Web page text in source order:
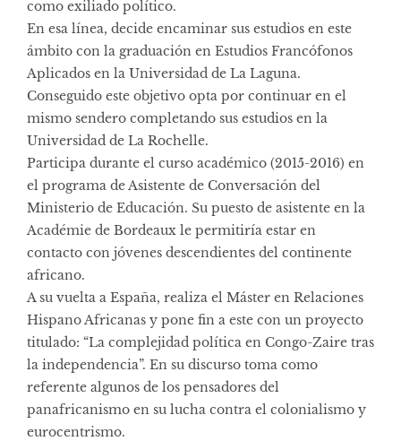
como exiliado político.
En esa línea, decide encaminar sus estudios en este
ámbito con la graduación en Estudios Francófonos
Aplicados en la Universidad de La Laguna.
Conseguido este objetivo opta por continuar en el
mismo sendero completando sus estudios en la
Universidad de La Rochelle.
Participa durante el curso académico (2015-2016) en
el programa de Asistente de Conversación del
Ministerio de Educación. Su puesto de asistente en la
Académie de Bordeaux le permitiría estar en
contacto con jóvenes descendientes del continente
africano.
A su vuelta a España, realiza el Máster en Relaciones
Hispano Africanas y pone fin a este con un proyecto
titulado: “La complejidad política en Congo-Zaire tras
la independencia”. En su discurso toma como
referente algunos de los pensadores del
panafricanismo en su lucha contra el colonialismo y
eurocentrismo.